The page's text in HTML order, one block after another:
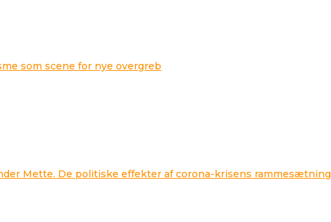
som scene for nye overgreb
Mette. De politiske effekter af corona-krisens rammesætning